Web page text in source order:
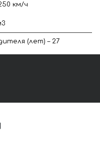
км/ч
(лет) – 27